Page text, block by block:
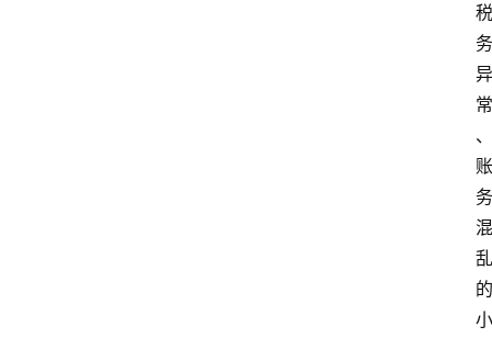
税
务
异
常
、
账
务
混
乱
的
小